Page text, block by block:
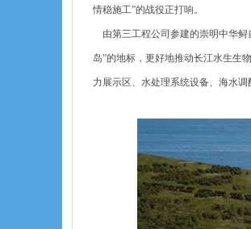
情稳施工”的战役正打响。
由第三工程公司参建的崇明中华鲟
岛”的地标，更好地推动长江水生生
力展示区、水处理系统设备、海水